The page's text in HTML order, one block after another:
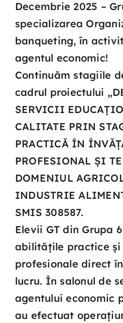
Decembrie 2025 –
specializarea
banqueting, în
agentul economic!
Continuăm stagiile
cadrul proiectului
SERVICII
CALITATE PRIN
PRACTICĂ ÎN
PROFESIONAL ȘI
DOMENIUL
INDUSTRIE
SMIS 308587.
Elevii GT din Grupa
abilitățile practice și
profesionale direct
lucru. În salonul de
agentului economic
au efectuat